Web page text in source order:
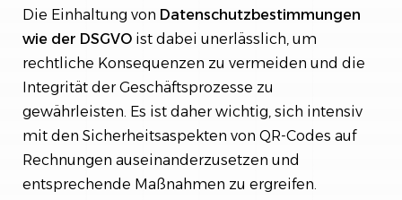
Die Einhaltung von Datenschutzbestimmungen
wie der DSGVO ist dabei unerlässlich, um
rechtliche Konsequenzen zu vermeiden und die
Integrität der Geschäftsprozesse zu
gewährleisten. Es ist daher wichtig, sich intensiv
mit den Sicherheitsaspekten von QR-Codes auf
Rechnungen auseinanderzusetzen und
entsprechende Maßnahmen zu ergreifen.